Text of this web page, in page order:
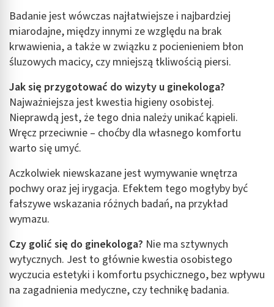
Badanie jest wówczas najłatwiejsze i najbardziej
miarodajne, między innymi ze względu na brak
krwawienia, a także w związku z pocienieniem błon
śluzowych macicy, czy mniejszą tkliwością piersi.
Jak się przygotować do wizyty u ginekologa?
Najważniejsza jest kwestia higieny osobistej.
Nieprawdą jest, że tego dnia należy unikać kąpieli.
Wręcz przeciwnie – choćby dla własnego komfortu
warto się umyć.
Aczkolwiek niewskazane jest wymywanie wnętrza
pochwy oraz jej irygacja. Efektem tego mogłyby być
fałszywe wskazania różnych badań, na przykład
wymazu.
Czy golić się do ginekologa? Nie ma sztywnych
wytycznych. Jest to głównie kwestia osobistego
wyczucia estetyki i komfortu psychicznego, bez wpływu
na zagadnienia medyczne, czy technikę badania.